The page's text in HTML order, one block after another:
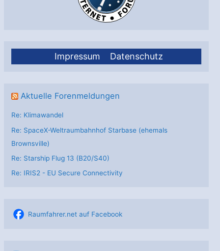
Impressum Datenschutz
Aktuelle Forenmeldungen
Re: Klimawandel
Re: SpaceX-Weltraumbahnhof Starbase (ehemals
Brownsville)
Re: Starship Flug 13 (B20/S40)
Re: IRIS2 - EU Secure Connectivity
Raumfahrer.net auf Facebook